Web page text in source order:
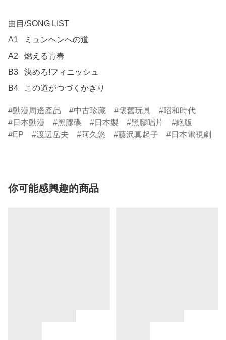
曲目/SONG LIST
A1	ミュンヘンへの道
A2	燃える青春
B3	決めろ!フィニッシュ
B4	この道がつづくかぎり
動漫周邊產品 中古珍藏 懷舊玩具
昭和時代
日本動漫
黑膠碟 日本製 黑膠唱片
絶版
EP
渡辺岳夫 阿久悠 藤沢真起子 日本電視劇
你可能感興趣的商品